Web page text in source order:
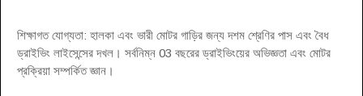
শিক্ষাগত যোগ্যতা: হালকা এবং ভারী মোটর গাড়ির জন্য দশম শ্রেণির পাস এবং বৈধ
ড্রাইভিং লাইসেন্সের দখল। সর্বনিম্ন 03 বছরের ড্রাইভিংয়ের অভিজ্ঞতা এবং মোটর
প্রক্রিয়া সম্পর্কিত জ্ঞান।